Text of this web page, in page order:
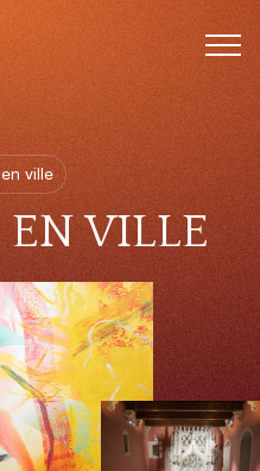
BOUTIQUE
ville
VILLE